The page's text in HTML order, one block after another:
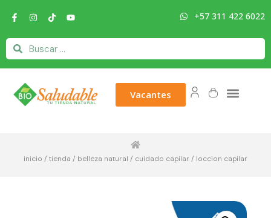
+57 311 422 6022
Vacantes
inicio / tienda / belleza natural / cuidado capilar / loccion capilar